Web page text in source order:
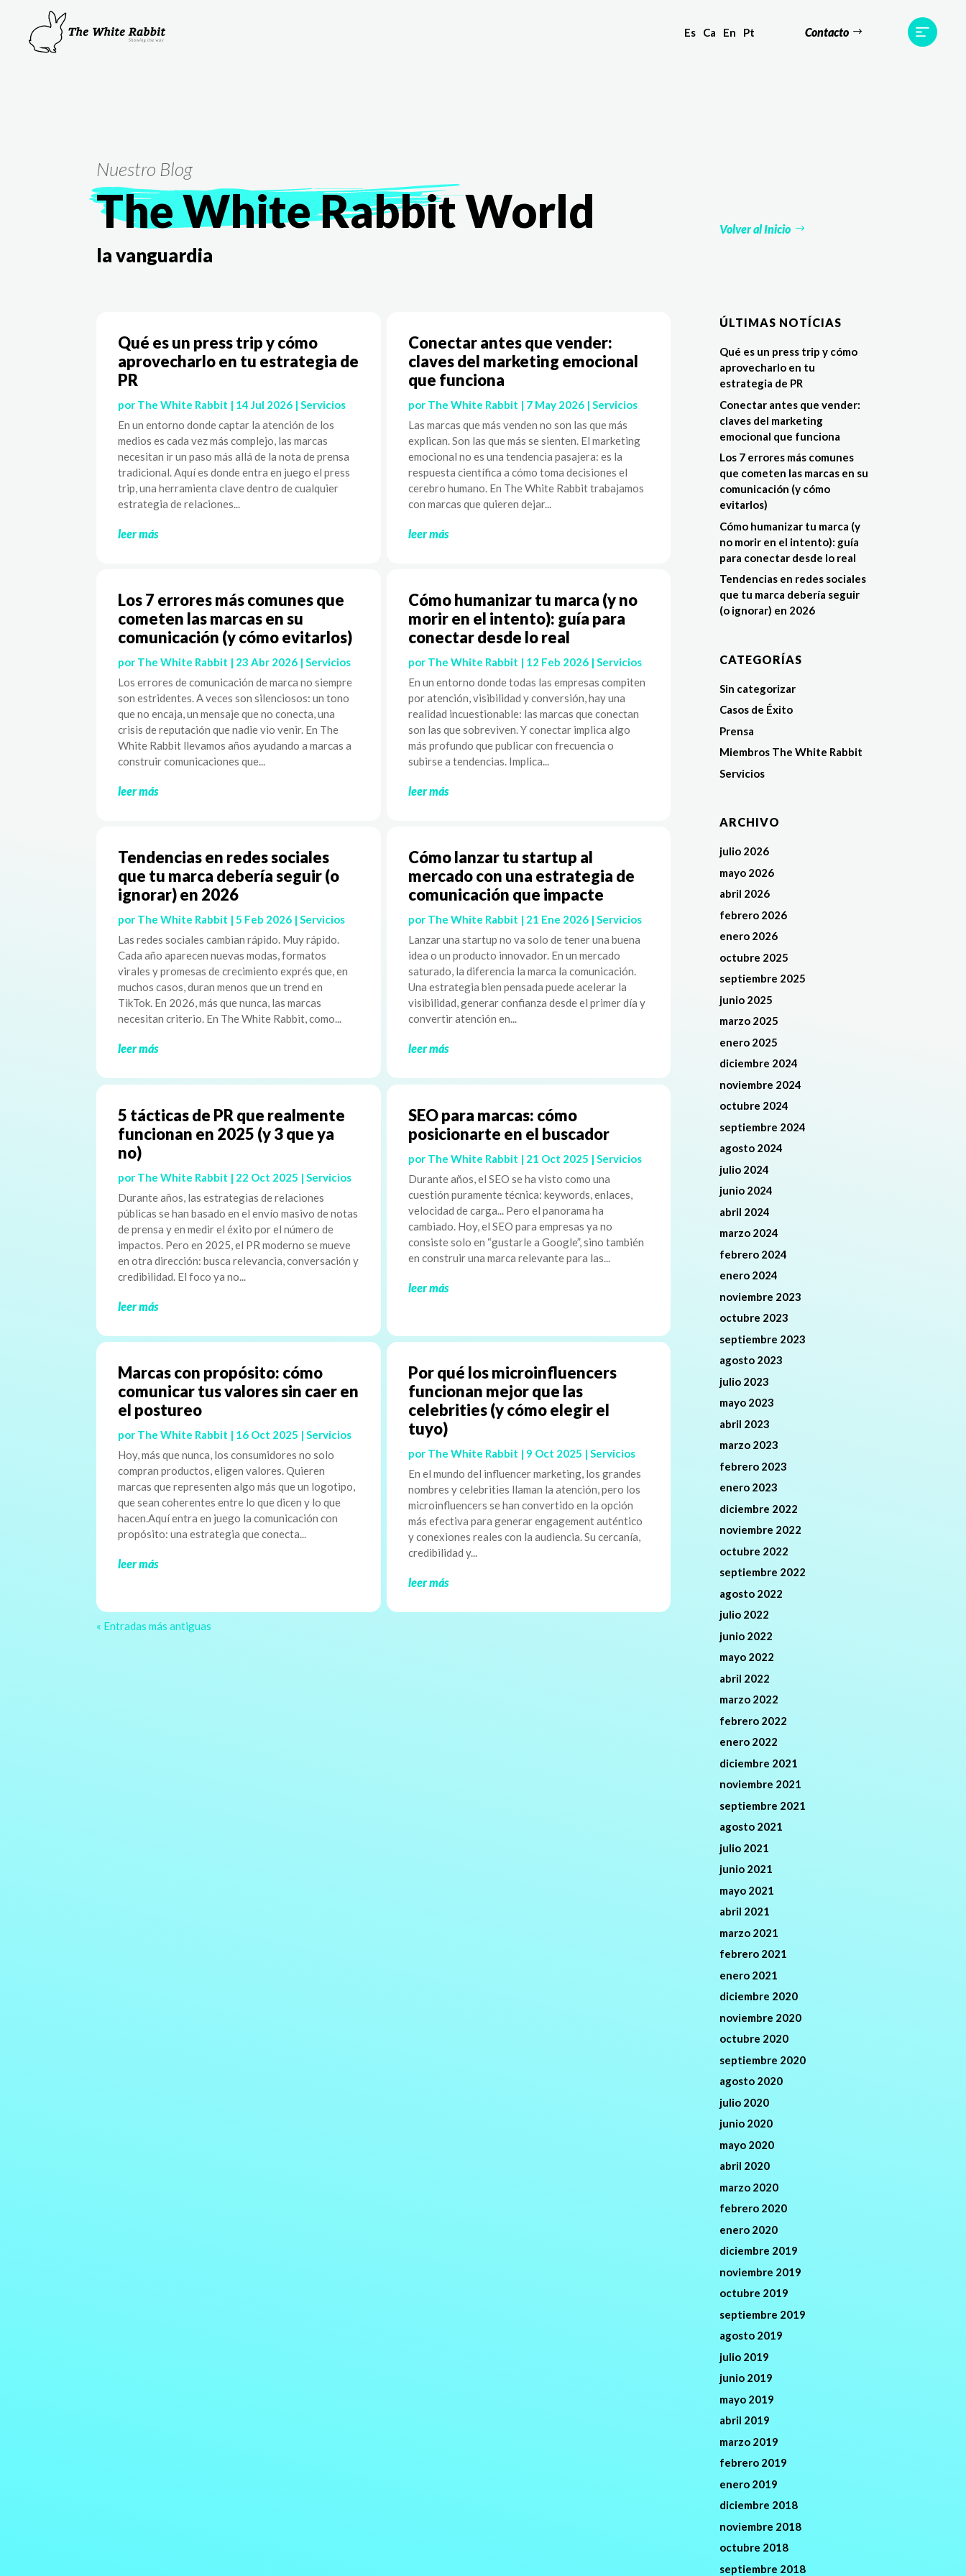
Es Ca En Pt Contacto
Nuestro Blog
The White RabbitWorld
la vanguardia
Volver al Inicio
Qué es un press trip y cómo
aprovecharlo en tu estrategia de
PR
por The White Rabbit | 14 Jul 2026 |Servicios
En un entorno donde captar la atención de los
medios es cada vez más complejo, las marcas
necesitan ir un paso más allá de la nota de prensa
tradicional. Aquí es donde entra en juego el press
trip, una herramienta clave dentro de cualquier
estrategia de relaciones...
leer más
Conectar antes que vender:
claves del marketing emocional
que funciona
por The White Rabbit | 7 May 2026| Servicios
Las marcas que más venden no son las que más
explican. Son las que más se sienten. El marketing
emocional no es una tendencia pasajera: es la
respuesta científica a cómo toma decisiones el
cerebro humano. En The White Rabbit trabajamos
con marcas que quieren dejar...
leer más
Los 7 errores más comunes que
cometen las marcas en su
comunicación (y cómo evitarlos)
por The White Rabbit | 23 Abr 2026 |Servicios
Los errores de comunicación de marca no siempre
son estridentes. A veces son silenciosos: un tono
que no encaja, un mensaje que no conecta, una
crisis de reputación que nadie vio venir. En The
White Rabbit llevamos años ayudando a marcas a
construir comunicaciones que...
leer más
Cómo humanizar tu marca (y no
morir en el intento): guía para
conectar desde lo real
por The White Rabbit | 12 Feb 2026| Servicios
En un entorno donde todas las empresas compiten
por atención, visibilidad y conversión, hay una
realidad incuestionable: las marcas que conectan
son las que sobreviven. Y conectar implica algo
más profundo que publicar con frecuencia o
subirse a tendencias. Implica...
leer más
Tendencias en redes sociales
que tu marca debería seguir (o
ignorar) en 2026
por The White Rabbit |5 Feb 2026 |Servicios
Las redes sociales cambian rápido. Muy rápido.
Cada año aparecen nuevas modas, formatos
virales y promesas de crecimiento exprés que, en
muchos casos, duran menos que un trend en
TikTok. En 2026, más que nunca, las marcas
necesitan criterio. En The White Rabbit, como...
leer más
Cómo lanzar tu startup al
mercado con una estrategia de
comunicación que impacte
por The White Rabbit | 21 Ene 2026| Servicios
Lanzar una startup no va solo de tener una buena
idea o un producto innovador. En un mercado
saturado, la diferencia la marca la comunicación.
Una estrategia bien pensada puede acelerar la
visibilidad, generar confianza desde el primer día y
convertir atención en...
leer más
5 tácticas de PR que realmente
funcionan en 2025 (y 3 que ya
no)
por The White Rabbit | 22 Oct 2025 | Servicios
Durante años, las estrategias de relaciones
públicas se han basado en el envío masivo de notas
de prensa y en medir el éxito por el número de
impactos. Pero en 2025, el PR moderno se mueve
en otra dirección: busca relevancia, conversación y
credibilidad. El foco ya no...
leer más
SEO para marcas: cómo
posicionarte en el buscador
por The White Rabbit | 21 Oct 2025 | Servicios
Durante años, el SEO se ha visto como una
cuestión puramente técnica: keywords, enlaces,
velocidad de carga... Pero el panorama ha
cambiado. Hoy, el SEO para empresas ya no
consiste solo en “gustarle a Google”, sino también
en construir una marca relevante para las...
leer más
Marcas con propósito: cómo
comunicar tus valores sin caer en
el postureo
por The White Rabbit | 16 Oct 2025 | Servicios
Hoy, más que nunca, los consumidores no solo
compran productos, eligen valores. Quieren
marcas que representen algo más que un logotipo,
que sean coherentes entre lo que dicen y lo que
hacen.Aquí entra en juego la comunicación con
propósito: una estrategia que conecta...
leer más
Por qué los microinfluencers
funcionan mejor que las
celebrities (y cómo elegir el
tuyo)
por The White Rabbit | 9 Oct 2025 | Servicios
En el mundo del influencer marketing, los grandes
nombres y celebrities llaman la atención, pero los
microinfluencers se han convertido en la opción
más efectiva para generar engagement auténtico
y conexiones reales con la audiencia. Su cercanía,
credibilidad y...
leer más
« Entradas más antiguas
ÚLTIMAS NOTÍCIAS
Qué es un press trip y cómo
aprovecharlo en tu
estrategia de PR
Conectar antes que vender:
claves del marketing
emocional que funciona
Los 7 errores más comunes
que cometen las marcas en su
comunicación (y cómo
evitarlos)
Cómo humanizar tu marca (y
no morir en el intento): guía
para conectar desde lo real
Tendencias en redes sociales
que tu marca debería seguir
(o ignorar) en 2026
CATEGORÍAS
Sin categorizar
Casos de Éxito
Prensa
Miembros The White Rabbit
Servicios
ARCHIVO
julio 2026
mayo 2026
abril 2026
febrero 2026
enero 2026
octubre 2025
septiembre 2025
junio 2025
marzo 2025
enero 2025
diciembre 2024
noviembre 2024
octubre 2024
septiembre 2024
agosto 2024
julio 2024
junio 2024
abril 2024
marzo 2024
febrero 2024
enero 2024
noviembre 2023
octubre 2023
septiembre 2023
agosto 2023
julio 2023
mayo 2023
abril 2023
marzo 2023
febrero 2023
enero 2023
diciembre 2022
noviembre 2022
octubre 2022
septiembre 2022
agosto 2022
julio 2022
junio 2022
mayo 2022
abril 2022
marzo 2022
febrero 2022
enero 2022
diciembre 2021
noviembre 2021
septiembre 2021
agosto 2021
julio 2021
junio 2021
mayo 2021
abril 2021
marzo 2021
febrero 2021
enero 2021
diciembre 2020
noviembre 2020
octubre 2020
septiembre 2020
agosto 2020
julio 2020
junio 2020
mayo 2020
abril 2020
marzo 2020
febrero 2020
enero 2020
diciembre 2019
noviembre 2019
octubre 2019
septiembre 2019
agosto 2019
julio 2019
junio 2019
mayo 2019
abril 2019
marzo 2019
febrero 2019
enero 2019
diciembre 2018
noviembre 2018
octubre 2018
septiembre 2018